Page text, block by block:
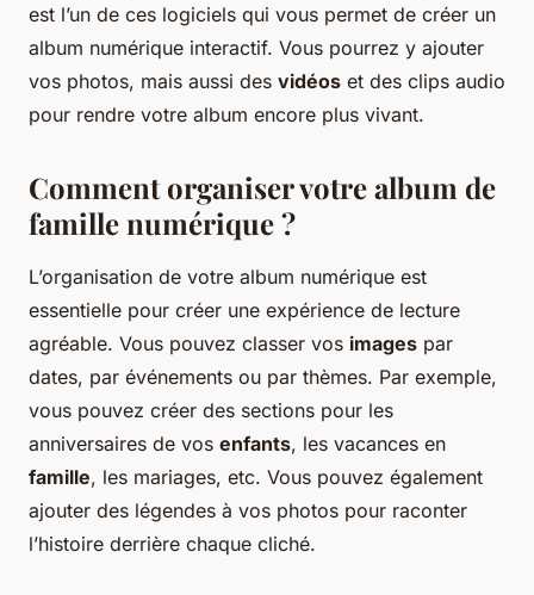
est l’un de ces logiciels qui vous permet de créer un
album numérique interactif. Vous pourrez y ajouter
vos photos, mais aussi des vidéos et des clips audio
pour rendre votre album encore plus vivant.
Comment organiser votre album de
famille numérique ?
L’organisation de votre album numérique est
essentielle pour créer une expérience de lecture
agréable. Vous pouvez classer vos images par
dates, par événements ou par thèmes. Par exemple,
vous pouvez créer des sections pour les
anniversaires de vos enfants, les vacances en
famille, les mariages, etc. Vous pouvez également
ajouter des légendes à vos photos pour raconter
l’histoire derrière chaque cliché.